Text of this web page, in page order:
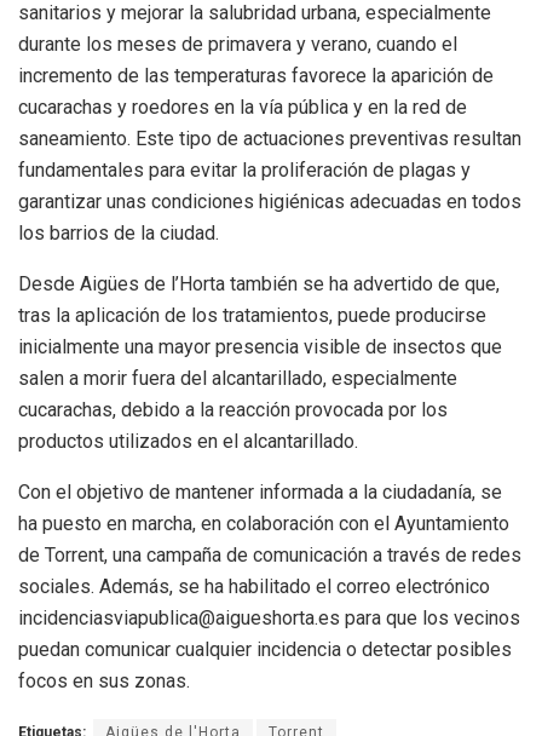
sanitarios y mejorar la salubridad urbana, especialmente
durante los meses de primavera y verano, cuando el
incremento de las temperaturas favorece la aparición de
cucarachas y roedores en la vía pública y en la red de
saneamiento. Este tipo de actuaciones preventivas resultan
fundamentales para evitar la proliferación de plagas y
garantizar unas condiciones higiénicas adecuadas en todos
los barrios de la ciudad.
Desde Aigües de l’Horta también se ha advertido de que,
tras la aplicación de los tratamientos, puede producirse
inicialmente una mayor presencia visible de insectos que
salen a morir fuera del alcantarillado, especialmente
cucarachas, debido a la reacción provocada por los
productos utilizados en el alcantarillado.
Con el objetivo de mantener informada a la ciudadanía, se
ha puesto en marcha, en colaboración con el Ayuntamiento
de Torrent, una campaña de comunicación a través de redes
sociales. Además, se ha habilitado el correo electrónico
incidenciasviapublica@aigueshorta.es para que los vecinos
puedan comunicar cualquier incidencia o detectar posibles
focos en sus zonas.